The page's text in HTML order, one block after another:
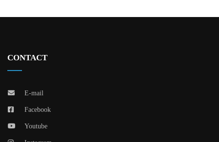
CONTACT
E-mail
Facebook
Youtube